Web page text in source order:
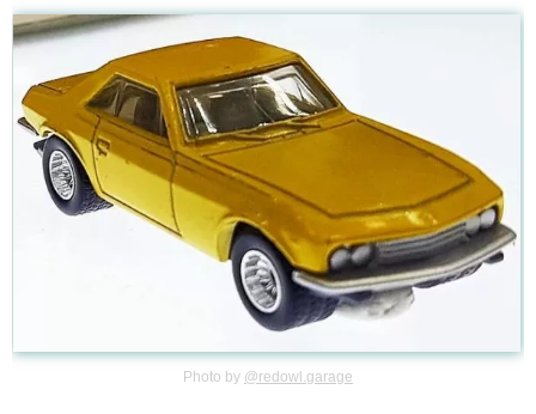
Photo by @redowl.garage